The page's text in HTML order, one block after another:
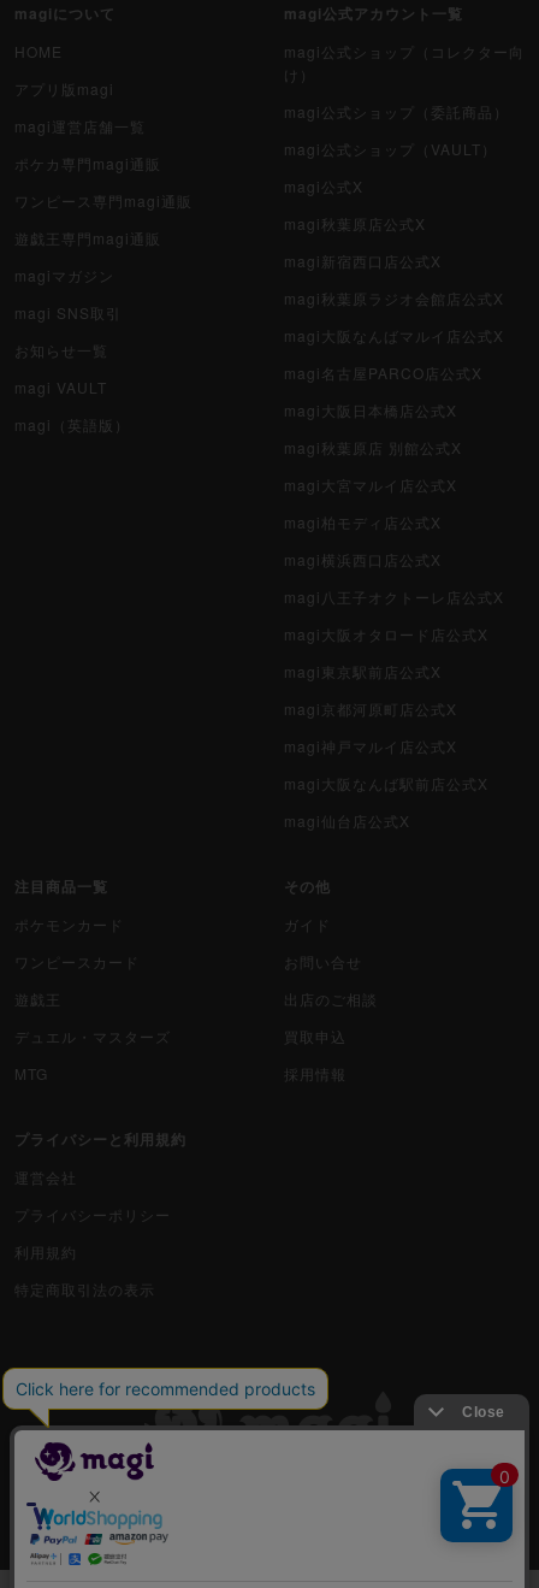
magiについて
HOME
アプリ版magi
magi運営店舗一覧
ポケカ専門magi通販
ワンピース専門magi通販
遊戯王専門magi通販
magiマガジン
magi SNS取引
お知らせ一覧
magi VAULT
magi（英語版）
magi公式アカウント一覧
magi公式ショップ（コレクター向
け）
magi公式ショップ（委託商品）
magi公式ショップ（VAULT）
magi公式X
magi秋葉原店公式X
magi新宿西口店公式X
magi秋葉原ラジオ会館店公式X
magi大阪なんばマルイ店公式X
magi名古屋PARCO店公式X
magi大阪日本橋店公式X
magi秋葉原店 別館公式X
magi大宮マルイ店公式X
magi柏モディ店公式X
magi横浜西口店公式X
magi八王子オクトーレ店公式X
magi大阪オタロード店公式X
magi東京駅前店公式X
magi京都河原町店公式X
magi神戸マルイ店公式X
magi大阪なんば駅前店公式X
magi仙台店公式X
注目商品一覧
ポケモンカード
ワンピースカード
遊戯王
デュエル・マスターズ
MTG
その他
ガイド
お問い合せ
出店のご相談
買取申込
採用情報
プライバシーと利用規約
運営会社
プライバシーポリシー
利用規約
特定商取引法の表示
古物商許可番号 株式会社ジラフ 東京都公安委員会 第303311606477号
COPYRIGHT © 2019 Jiraffe Inc.